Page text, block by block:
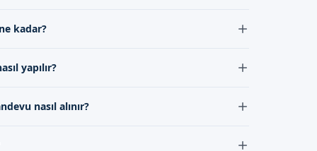
kadar?
yapılır?
nasıl alınır?